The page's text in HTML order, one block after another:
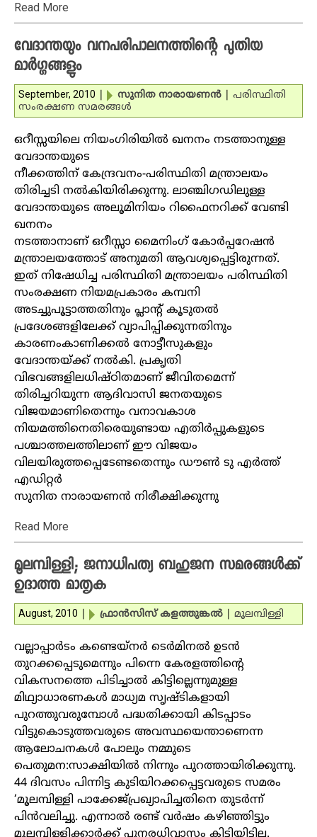
Read More
വേദാന്തയും വനപരിപാലനത്തിന്റെ പുതിയ
മാര്‍ഗ്ഗങ്ങളും
September, 2010 സുനിത നാരായണന്‍
പരിസ്ഥിതി
സംരക്ഷണ സമരങ്ങള്‍
ഒറീസ്സയിലെ നിയംഗിരിയില്‍ ഖനനം നടത്താനുള്ള
വേദാന്തയുടെ
നീക്കത്തിന് കേന്ദ്രവനം-പരിസ്ഥിതി മന്ത്രാലയം
തിരിച്ചടി നല്‍കിയിരിക്കുന്നു. ലാഞ്ചിഗഡിലുള്ള
വേദാന്തയുടെ അലൂമിനിയം റിഫൈനറിക്ക് വേണ്ടി
ഖനനം
നടത്താനാണ് ഒറീസ്സാ മൈനിംഗ് കോര്‍പ്പറേഷന്‍
മന്ത്രാലയത്തോട് അനുമതി ആവശ്യപ്പെട്ടിരുന്നത്.
ഇത് നിഷേധിച്ച പരിസ്ഥിതി മന്ത്രാലയം പരിസ്ഥിതി
സംരക്ഷണ നിയമപ്രകാരം കമ്പനി
അടച്ചുപൂട്ടാത്തതിനും പ്ലാന്റ് കൂടുതല്‍
പ്രദേശങ്ങളിലേക്ക് വ്യാപിപ്പിക്കുന്നതിനും
കാരണംകാണിക്കല്‍ നോട്ടീസുകളും
വേദാന്തയ്ക്ക് നല്‍കി. പ്രകൃതി
വിഭവങ്ങളിലധിഷ്ഠിതമാണ് ജീവിതമെന്ന്
തിരിച്ചറിയുന്ന ആദിവാസി ജനതയുടെ
വിജയമാണിതെന്നും വനാവകാശ
നിയമത്തിനെതിരെയുണ്ടായ എതിര്‍പ്പുകളുടെ
പശ്ചാത്തലത്തിലാണ് ഈ വിജയം
വിലയിരുത്തപ്പെടേണ്ടതെന്നും ഡൗണ്‍ ടു എര്‍ത്ത്
എഡിറ്റര്‍
സുനിത നാരായണന്‍ നിരീക്ഷിക്കുന്നു
Read More
മൂലമ്പിള്ളി; ജനാധിപത്യ ബഹുജന സമരങ്ങള്‍ക്ക്
ഉദാത്ത മാതൃക
August, 2010 ഫ്രാന്‍സിസ് കളത്തുങ്കല്‍ മൂലമ്പിള്ളി
വല്ലാപ്പാര്‍ടം കണ്ടെയ്‌നര്‍ ടെര്‍മിനല്‍ ഉടന്‍
തുറക്കപ്പെടുമെന്നും പിന്നെ കേരളത്തിന്റെ
വികസനത്തെ പിടിച്ചാല്‍ കിട്ടില്ലെന്നുമുള്ള
മിഥ്യാധാരണകള്‍ മാധ്യമ സൃഷ്ടികളായി
പുറത്തുവരുമ്പോള്‍ പദ്ധതിക്കായി കിടപ്പാടം
വിട്ടുകൊടുത്തവരുടെ അവസ്ഥയെന്താണെന്ന
ആലോചനകള്‍ പോലും നമ്മുടെ
പെതുമന:സാക്ഷിയില്‍ നിന്നും പുറത്തായിരിക്കുന്നു.
44 ദിവസം പിന്നിട്ട കുടിയിറക്കപ്പെട്ടവരുടെ സമരം
‘മൂലമ്പിള്ളി പാക്കേജ്പ്രഖ്യാപിച്ചതിനെ തുടര്‍ന്ന്
പിന്‍വലിച്ചു. എന്നാല്‍ രണ്ട് വര്‍ഷം കഴിഞ്ഞിട്ടും
മൂലമ്പിള്ളിക്കാര്‍ക്ക് പുനരധിവാസം കിട്ടിയിട്ടില്ല.